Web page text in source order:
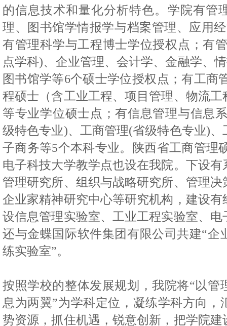
的信息技术和量化分析特色。学院有管
理、图书馆学情报学与档案管理、应用
有管理科学与工程博士学位授权点；有
点学科)、企业管理、会计学、金融学、
图书馆学等6个硕士学位授权点；有工商
程硕士（含工业工程、项目管理、物流
等专业学位硕士点；有信息管理与信息
级特色专业)、工商管理(省级特色专业)、
子商务等5个本科专业。陕西省工商管理
电子科技大学教学点也设在我院。下设
管理研究所、组织与战略研究所、管理
企业家精神研究中心等研究机构，建设
设信息管理实验室、工业工程实验室、
还与金蝶国际软件集团有限公司共建“企
练实验室”。
按照学校的整体发展规划，我院将“以管
息为两翼”为学科定位，凝练学科方向，
势资源，抓住机遇，锐意创新，把学院